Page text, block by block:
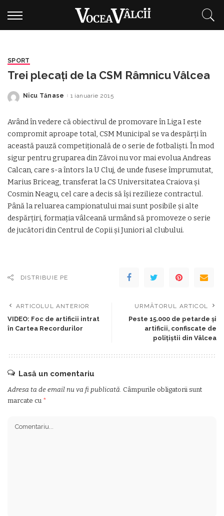
SPORT
Trei plecaţi de la CSM Râmnicu Vâlcea
Posted
Nicu Tănase 1 ianuarie 2015
Având în vedere că obiectivul de promovare în Liga I este
compromit aproape total, CSM Municipal se va despărţi în
această pauză competiţională de o serie de fotbalişti. În mod
sigur pentru gruparea din Zăvoi nu vor mai evolua Andreas
Calcan, care s-a întors la U Cluj, de unde fusese împrumutat,
Marius Briceag, transferat la CS Universitatea Craiova şi
Cosmin Neagu, cel care a decis să îşi rezilieze contractul.
Până la reluarea campionatului mai sunt posibile şi alte
despărţiri, formaţia vâlceană urmând să promoveze o serie
de jucători din Centrul de Copii şi Juniori al clubului.
DISTRIBUIE PE
ARTICOLUL ANTERIOR
VIDEO: Foc de artificii intrat
în Cartea Recordurilor
URMĂTORUL ARTICOL
Peste 15.000 de petarde şi
artificii, confiscate de
poliţiştii din Vâlcea
Lasă un comentariu
Adresa ta de email nu va fi publicată. Câmpurile obligatorii sunt
marcate cu *